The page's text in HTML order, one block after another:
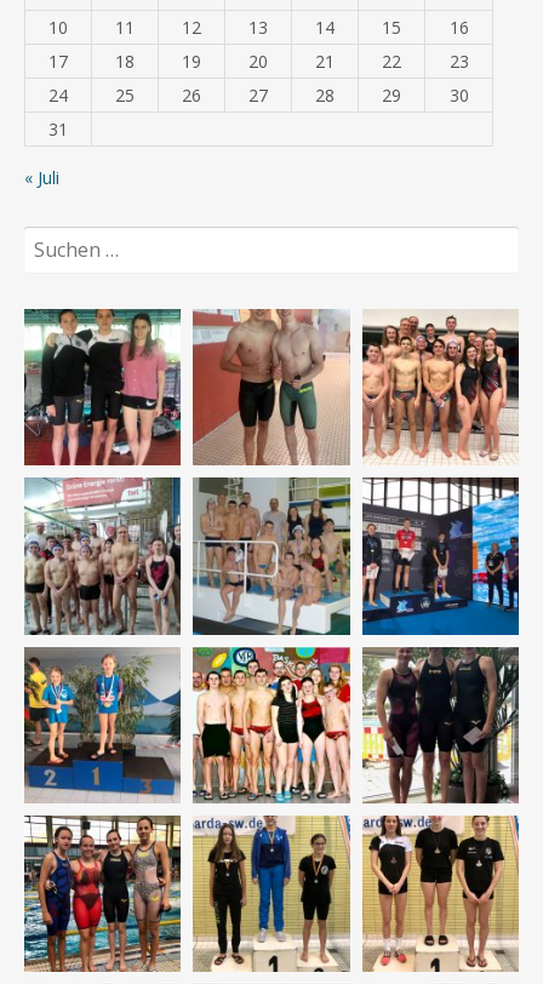
10
11 12 13 14 15
16
17
18 19 20 21 22
23
24
25 26 27 28 29
30
31
« Juli
Suchen
nach: